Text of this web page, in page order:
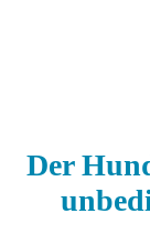
Der